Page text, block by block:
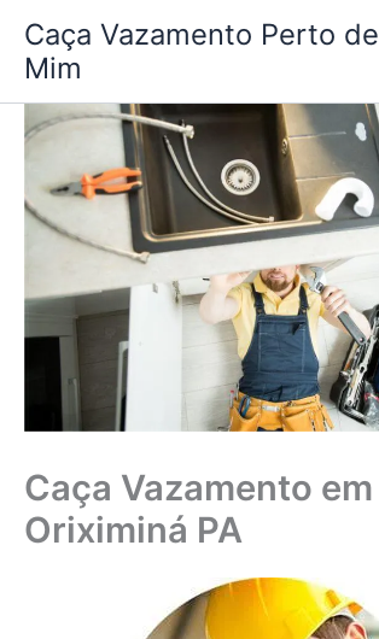
para
conteúdo
Caça Vazamento Perto de
Mim
Caça Vazamento em
Oriximiná PA